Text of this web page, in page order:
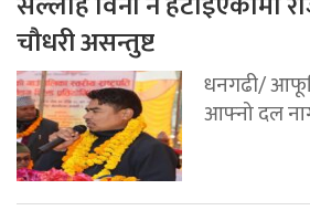
चौधरी असन्तुष्ट
धनगढी/
आफ्नो दल